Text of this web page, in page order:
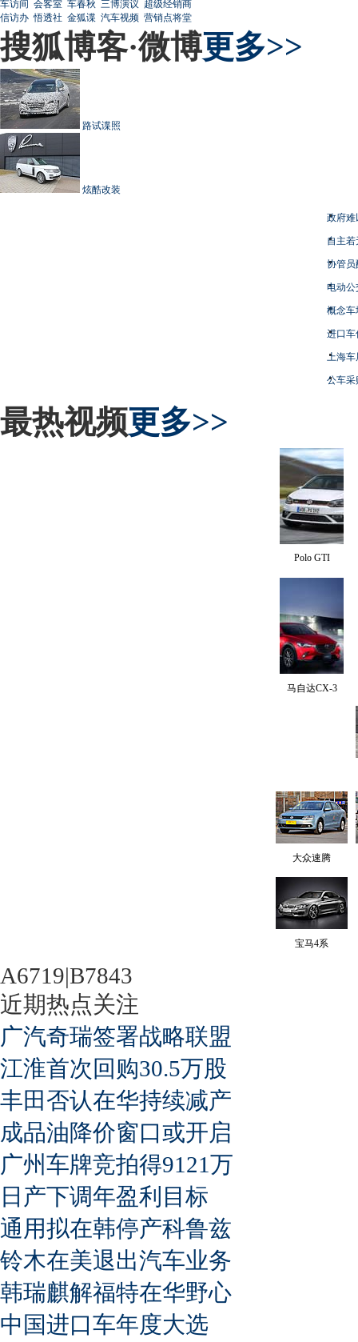
车访间 会客室 车春秋 三博演议 超级经销商
信访办 悟透社 金狐谍 汽车视频 营销点将堂
搜狐博客·微博更多>>
路试谍照
炫酷改装
政府难
自主
协管员
电动
概念车
进口车
上海
公车采
最热视频更多>>
Polo GTI
马自达CX-3
大众速腾
宝马4系
A6719|B7843
近期热点关注
广汽奇瑞签署战略联盟
江淮首次回购30.5万股
丰田否认在华持续减产
成品油降价窗口或开启
广州车牌竞拍得9121万
日产下调年盈利目标
通用拟在韩停产科鲁兹
铃木在美退出汽车业务
韩瑞麒解福特在华野心
中国进口车年度大选